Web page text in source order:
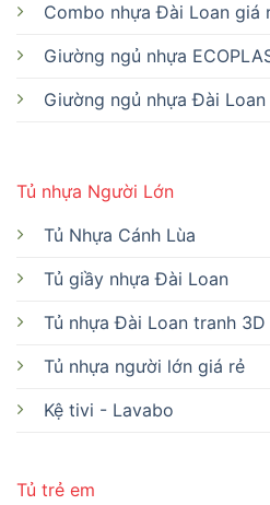
Tủ nhựa Người Lớn
Tủ Nhựa Cánh Lùa
Tủ giầy nhựa Đài Loan
Tủ nhựa Đài Loan tranh 3D
Tủ nhựa người lớn giá rẻ
Kệ tivi - Lavabo
Tủ trẻ em
Combo nhựa Đài Loan giá
Giường ngủ nhựa
Giường ngủ nhựa Đài